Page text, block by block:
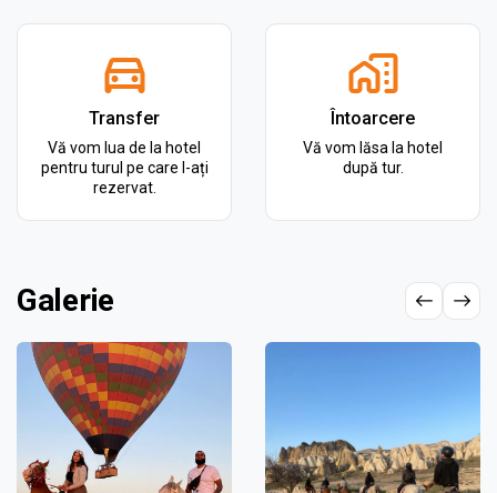
Transfer
Vă vom lua de la hotel
pentru turul pe care l-ați
rezervat.
Întoarcere
Vă vom lăsa la hotel
după tur.
Galerie